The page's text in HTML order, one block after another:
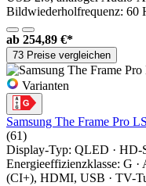
Bildwiederholfrequenz: 60
ab 254,89 €*
73 Preise vergleichen
Varianten
Samsung The Frame Pro
(61)
Display-Typ: QLED · HD-
Energieeffizienzklasse: G ·
(CI+), HDMI, USB · TV-